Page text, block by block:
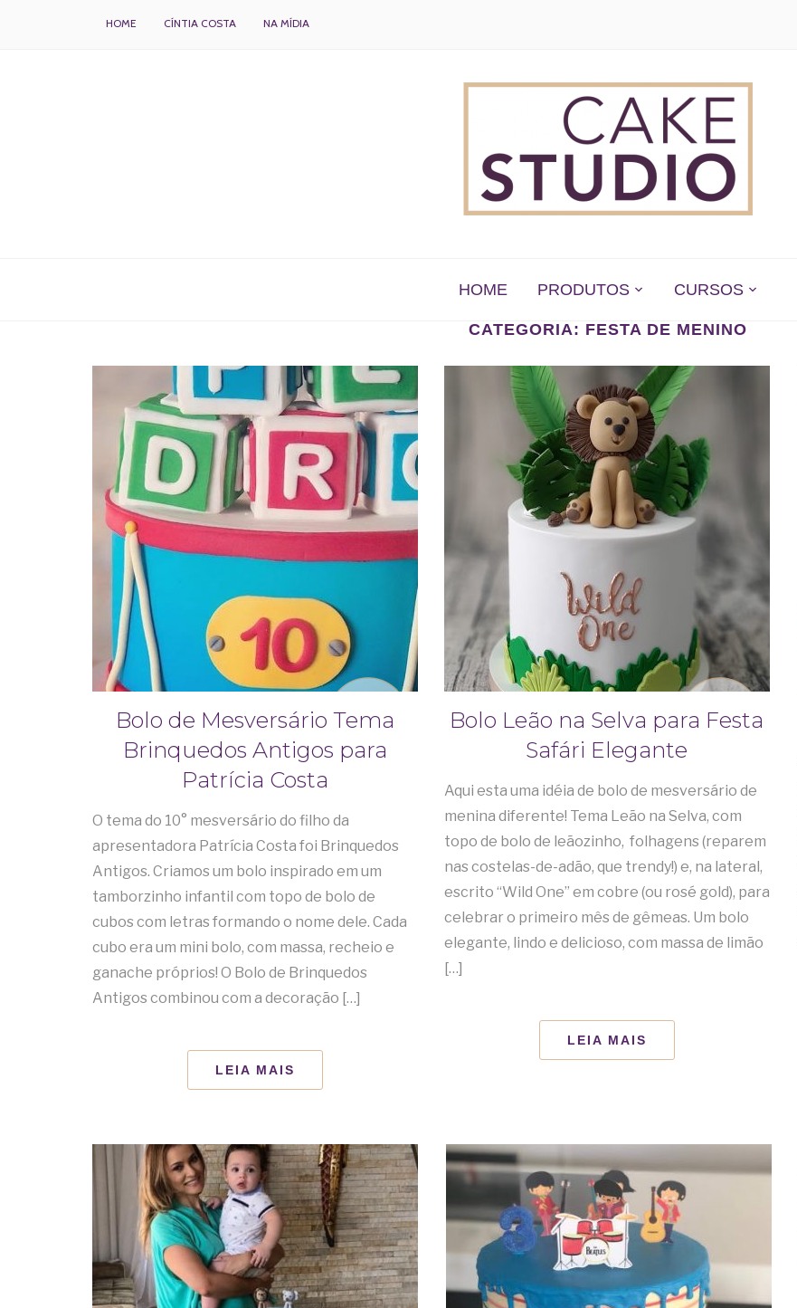
HOME CÍNTIA COSTA NA MÍDIA
HOME PRODUTOS CURSOS
CATEGORIA: FESTA DE MENINO
Bolo de Mesversário Tema
Brinquedos Antigos para
Patrícia Costa
O tema do 10° mesversário do filho da
apresentadora Patrícia Costa foi Brinquedos
Antigos. Criamos um bolo inspirado em um
tamborzinho infantil com topo de bolo de
cubos com letras formando o nome dele. Cada
cubo era um mini bolo, com massa, recheio e
ganache próprios! O Bolo de Brinquedos
Antigos combinou com a decoração […]
LEIA MAIS
Bolo Leão na Selva para Festa
Safári Elegante
Aqui esta uma idéia de bolo de mesversário de
menina diferente! Tema Leão na Selva, com
topo de bolo de leãozinho, folhagens (reparem
nas costelas-de-adão, que trendy!) e, na lateral,
escrito “Wild One” em cobre (ou rosé gold), para
celebrar o primeiro mês de gêmeas. Um bolo
elegante, lindo e delicioso, com massa de limão
[…]
LEIA MAIS